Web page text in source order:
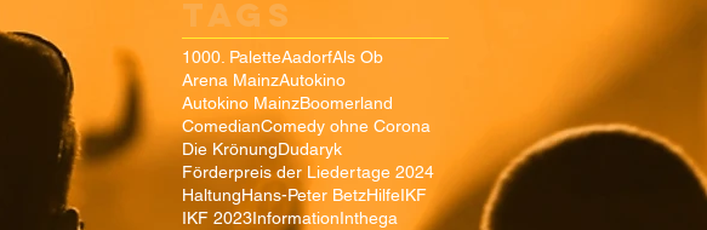
TAGS
1000. PaletteAadorfAls Ob
Arena MainzAutokino
Autokino MainzBoomerland
ComedianComedy ohne Corona
Die KrönungDudaryk
Förderpreis der Liedertage 2024
HaltungHans-Peter BetzHilfeIKF
IKF 2023InformationInthega